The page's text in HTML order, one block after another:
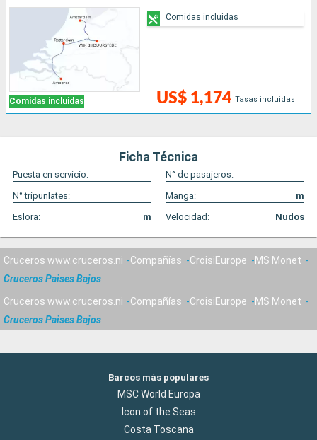
Comidas incluidas US$ 1,174 Tasas incluidas
Comidas incluidas
Ficha Técnica
Puesta en servicio:
N° de pasajeros:
N° tripunlates:
Manga:
m
Eslora:
m Velocidad: Nudos
Cruceros www.cruceros.ni Compañías CroisiEurope
MS Monet
Cruceros Paises Bajos
Cruceros www.cruceros.ni Compañías CroisiEurope
MS Monet
Cruceros Paises Bajos
Barcos más populares
MSC World Europa
Icon of the Seas
Costa Toscana